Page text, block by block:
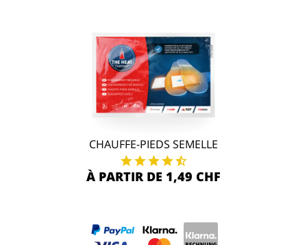
CHAUFFE-PIEDS SEMELLE
À PARTIR DE 1,49 CHF